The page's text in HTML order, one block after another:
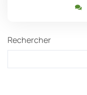
Rechercher